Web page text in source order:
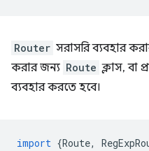
Router সরাসরি ব্যবহার
করার জন্য Route ক্লাস, বা
ব্যবহার করতে হবে।
import {Route,